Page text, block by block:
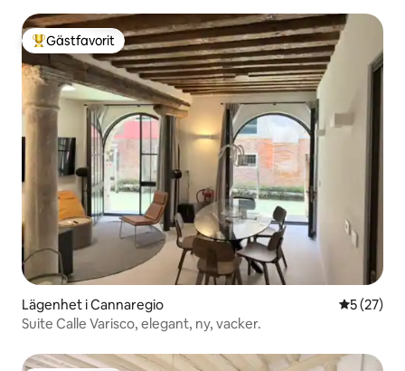
Populär gästfavorit
Gästfavorit
Lägenhet i Cannaregio 5 av 5 i
5 (27)
Suite Calle Varisco, elegant, ny, vacker.